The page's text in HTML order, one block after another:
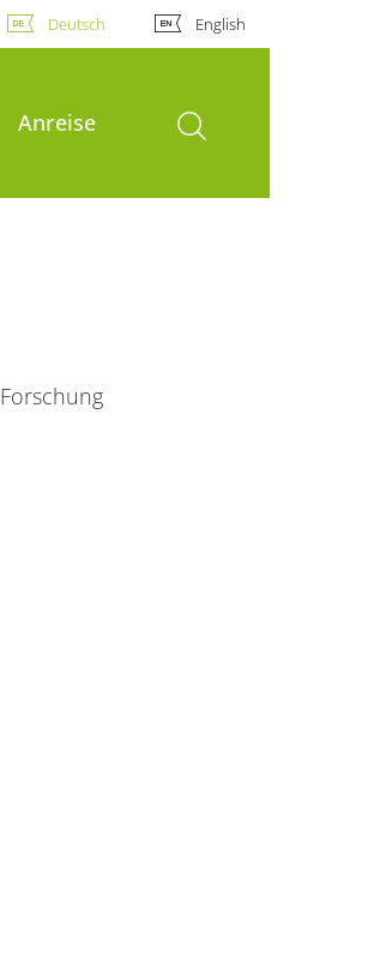
Deutsch English
Anreise Suche öffnen
Forschung